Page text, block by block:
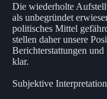
Die wiederholte
als unbegründet
politisches Mittel
stellen daher unsere
Berichterstattungen
klar.
Subjektive